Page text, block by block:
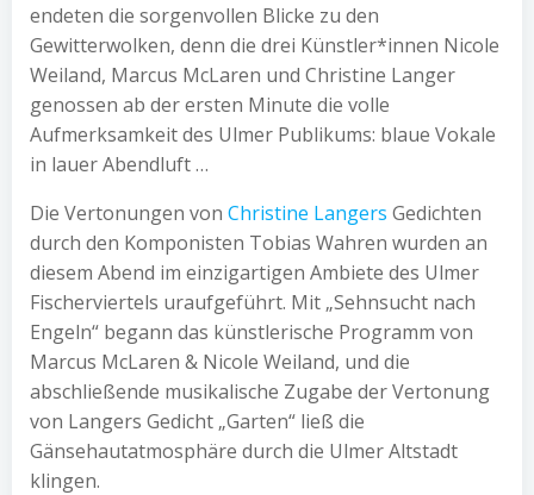
endeten die sorgenvollen Blicke zu den
Gewitterwolken, denn die drei Künstler*innen Nicole
Weiland, Marcus McLaren und Christine Langer
genossen ab der ersten Minute die volle
Aufmerksamkeit des Ulmer Publikums: blaue Vokale
in lauer Abendluft …
Die Vertonungen von Christine Langers Gedichten
durch den Komponisten Tobias Wahren wurden an
diesem Abend im einzigartigen Ambiete des Ulmer
Fischerviertels uraufgeführt. Mit „Sehnsucht nach
Engeln“ begann das künstlerische Programm von
Marcus McLaren & Nicole Weiland, und die
abschließende musikalische Zugabe der Vertonung
von Langers Gedicht „Garten“ ließ die
Gänsehautatmosphäre durch die Ulmer Altstadt
klingen.